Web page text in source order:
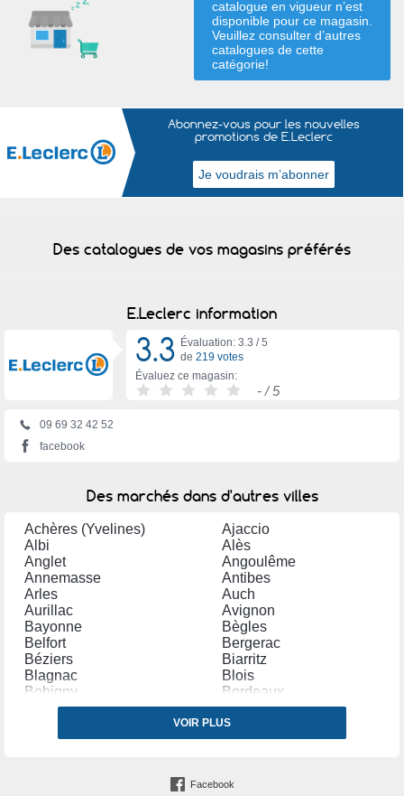
catalogue en vigueur n’est
disponible pour ce magasin.
Veuillez consulter d’autres
catalogues de cette
catégorie!
Abonnez-vous pour les nouvelles
promotions de E.Leclerc
Des catalogues de vos magasins préférés
E.Leclerc information
3.3 Évaluation: 3.3 /5
de 219 votes
Évaluez ce magasin:
- / 5
09 69 32 42 52
facebook
Des marchés dans d'autres villes
Achères (Yvelines)
Ajaccio
Albi
Alès
Anglet
Angoulême
Annemasse
Antibes
Arles
Auch
Aurillac
Avignon
Bayonne
Bègles
Belfort
Bergerac
Béziers
Biarritz
Blagnac
Blois
Bobigny
Bordeaux
Bourg en Bresse
Bourges
Bourgoin Jallieu
Bressuire
Brive la Gaillarde
Castres (Tarn)
VOIR PLUS
Facebook